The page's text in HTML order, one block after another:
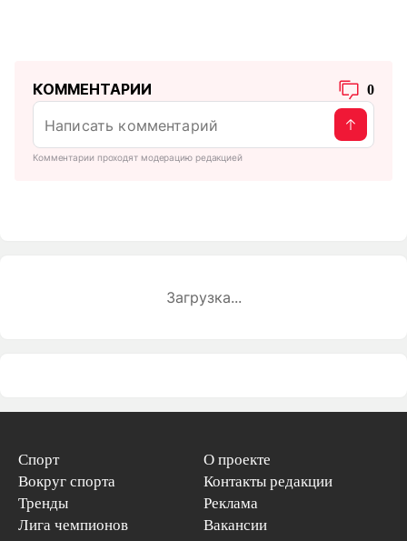
КОММЕНТАРИИ 0
Комментарии проходят модерацию редакцией
Загрузка...
Спорт
Вокруг спорта
Тренды
Лига чемпионов
О проекте
Контакты редакции
Реклама
Вакансии